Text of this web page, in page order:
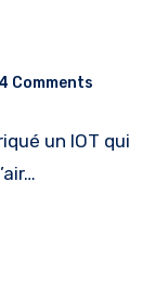
4 Comments
un IOT qui